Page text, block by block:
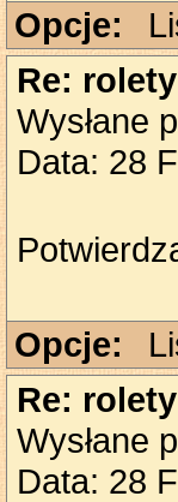
Opcje:
Re:
Wysłane
Data: 28
Opcje:
Re:
Wysłane
Data: 28